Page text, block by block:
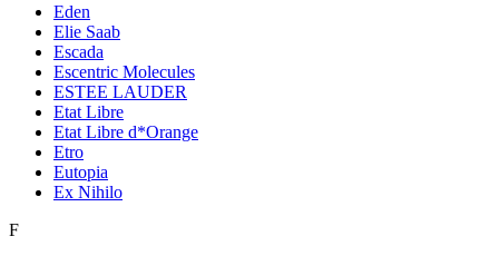
Eden
Elie Saab
Escada
Escentric Molecules
ESTEE LAUDER
Etat Libre
Etat Libre d*Orange
Etro
Eutopia
Ex Nihilo
F